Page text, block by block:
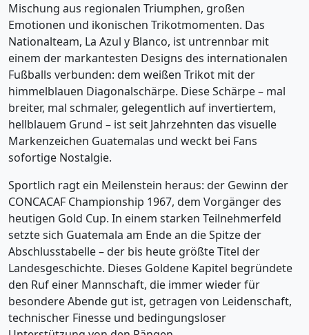
Mischung aus regionalen Triumphen, großen
Emotionen und ikonischen Trikotmomenten. Das
Nationalteam, La Azul y Blanco, ist untrennbar mit
einem der markantesten Designs des internationalen
Fußballs verbunden: dem weißen Trikot mit der
himmelblauen Diagonalschärpe. Diese Schärpe – mal
breiter, mal schmaler, gelegentlich auf invertiertem,
hellblauem Grund – ist seit Jahrzehnten das visuelle
Markenzeichen Guatemalas und weckt bei Fans
sofortige Nostalgie.
Sportlich ragt ein Meilenstein heraus: der Gewinn der
CONCACAF Championship 1967, dem Vorgänger des
heutigen Gold Cup. In einem starken Teilnehmerfeld
setzte sich Guatemala am Ende an die Spitze der
Abschlusstabelle – der bis heute größte Titel der
Landesgeschichte. Dieses Goldene Kapitel begründete
den Ruf einer Mannschaft, die immer wieder für
besondere Abende gut ist, getragen von Leidenschaft,
technischer Finesse und bedingungsloser